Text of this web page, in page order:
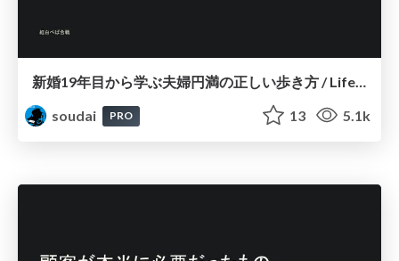
soudai
PRO 13 5.1k